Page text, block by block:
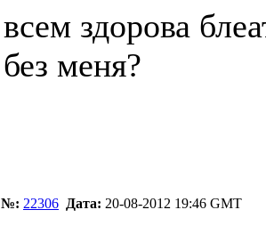
всем здорова
без меня?
№: 22306 Дата: 20-08-2012 19:46 GMT